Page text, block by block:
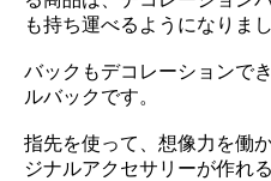
も持ち運べるようになりまし
バックもデコレーションで
ルバックです。
指先を使って、想像力を働
ジナルアクセサリーが作れ